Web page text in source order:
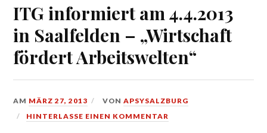
ITG informiert am 4.4.2013
in Saalfelden – „Wirtschaft
fördert Arbeitswelten“
AM MÄRZ 27, 2013 VONAPSYSALZBURG
HINTERLASSE EINEN KOMMENTAR